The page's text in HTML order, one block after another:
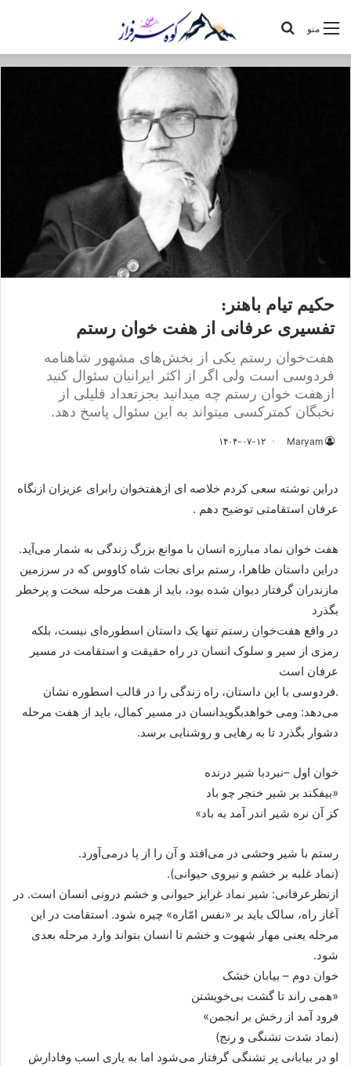
منو
حکیم تیام باهنر:
تفسیری عرفانی از هفت خوان رستم
هفت‌خوان رستم یکی از بخش‌های مشهور شاهنامه
فردوسی است ولی اگر از اکثر ایرانیان سئوال کنید
ازهفت خوان رستم چه میدانید بجزتعداد قلیلی از
نخبگان کمترکسی میتواند به این سئوال پاسخ دهد.
Maryam ۱۴۰۴-۰۷-۱۲
دراین نوشته سعی کردم خلاصه ای ازهفتخوان رابرای عزیزان ازنگاه
عرفان استقامتی توضیح دهم .
هفت خوان نماد مبارزه انسان با موانع بزرگ زندگی به شمار می‌آید.
دراین داستان ظاهرا، رستم برای نجات شاه کاووس که در سرزمین
مازندران گرفتار دیوان شده بود، باید از هفت مرحله سخت و پرخطر
بگذرد
در واقع هفت‌خوان رستم تنها یک داستان اسطوره‌ای نیست، بلکه
رمزی از سیر و سلوک انسان در راه حقیقت و استقامت در مسیر
عرفان است
.فردوسی با این داستان، راه زندگی را در قالب اسطوره نشان
می‌دهد: ومی خواهدبگویدانسان در مسیر کمال، باید از هفت مرحله
دشوار بگذرد تا به رهایی و روشنایی برسد.
خوان اول –نبردبا شیر درنده
«بیفکند بر شیر خنجر چو باد
کز آن نره شیر اندر آمد به باد»
رستم با شیر وحشی در می‌افتد و آن را از پا درمی‌آورد.
(نماد غلبه بر خشم و نیروی حیوانی).
ازنظرعرفانی: شیر نماد غرایز حیوانی و خشم درونی انسان است. در
آغاز راه، سالک باید بر «نفس امّاره» چیره شود. استقامت در این
مرحله یعنی مهار شهوت و خشم تا انسان بتواند وارد مرحله بعدی
شود.
خوان دوم – بیابان خشک
«همی راند تا گشت بی‌خویشتن
فرود آمد از رخش بر انجمن»
(نماد شدت تشنگی و رنج)
او در بیابانی پر تشنگی گرفتار می‌شود اما به یاری اسب وفادارش